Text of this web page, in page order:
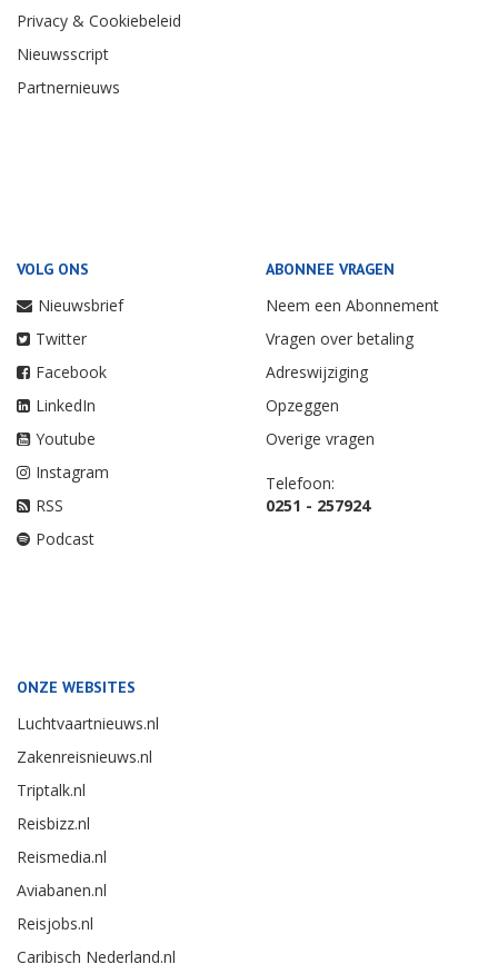
Privacy & Cookiebeleid
Nieuwsscript
Partnernieuws
VOLG ONS
Nieuwsbrief
Twitter
Facebook
LinkedIn
Youtube
Instagram
RSS
Podcast
ABONNEE VRAGEN
Neem een Abonnement
Vragen over betaling
Adreswijziging
Opzeggen
Overige vragen
Telefoon:
0251 - 257924
ONZE WEBSITES
Luchtvaartnieuws.nl
Zakenreisnieuws.nl
Triptalk.nl
Reisbizz.nl
Reismedia.nl
Aviabanen.nl
Reisjobs.nl
Caribisch Nederland.nl